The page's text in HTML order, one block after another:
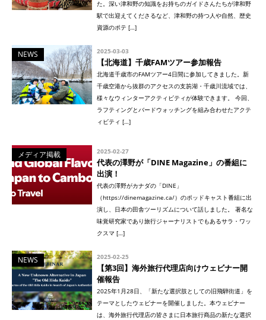
た。深い津和野の知識をお持ちのガイドさんたちが津和野
駅で出迎えてくださるなど、津和野の持つ人や自然、歴史
資源のポテ […]
NEWS 2025-03-03
【北海道】千歳FAMツアー参加報告
北海道千歳市のFAMツアー4日間に参加してきました。新
千歳空港から抜群のアクセスの支笏湖・千歳川流域では、
様々なウィンターアクティビティが体験できます。 今回、
ラフティングとバードウォッチングを組み合わせたアクテ
ィビティ […]
メディア掲載 2025-02-27
代表の澤野が「DINE Magazine」の番組に
出演！
代表の澤野がカナダの「DINE」
（https://dinemagazine.ca/）のポッドキャスト番組に出
演し、日本の田舎ツーリズムについて話しました。 著名な
味覚研究家であり旅行ジャーナリストでもあるサラ・ワッ
クスマ […]
NEWS 2025-02-25
【第3回】海外旅行代理店向けウェビナー開
催報告
2025年1月28日、「新たな選択肢としての旧飛騨街道」を
テーマとしたウェビナーを開催しました。本ウェビナー
は、海外旅行代理店の皆さまに日本旅行商品の新たな選択